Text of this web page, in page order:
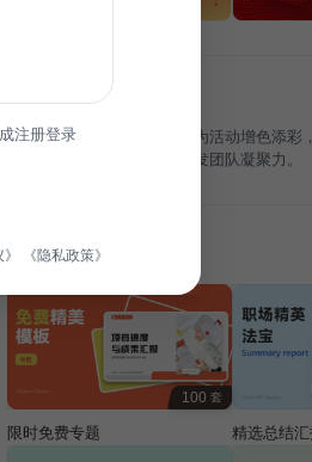
简介
年会庆典上，趣味抽奖游戏为活动增色添彩
与，打造欢乐互动氛围，激发团队凝聚力。
热门专题
100 套
限时免费专题 精选总结汇
注册登录
《隐私政策》